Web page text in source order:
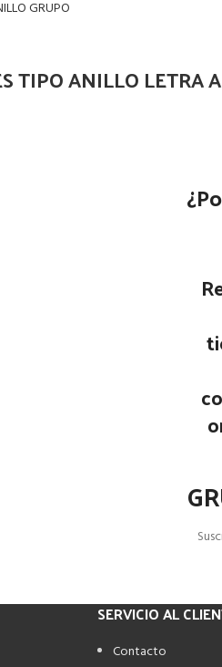
TIPO ANILLO LETRA A
SERVICIO AL
Contacto